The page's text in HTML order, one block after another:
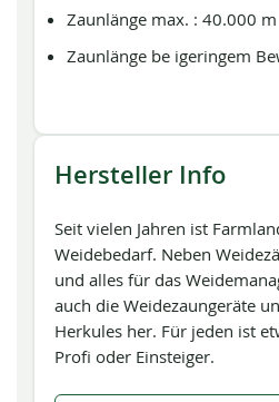
Zaunlänge max. : 40.000 m
Zaunlänge be igeringem
Hersteller Info
Seit vielen Jahren ist
Weidebedarf. Neben
und alles für das
auch die Weidezaungeräte
Herkules her. Für jeden ist
Profi oder Einsteiger.